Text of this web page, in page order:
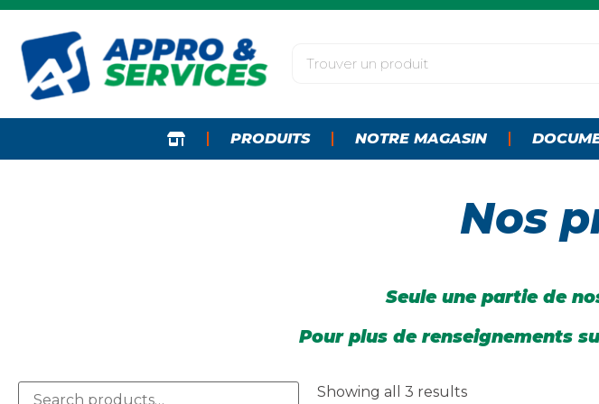
PRODUITS NOTRE MAGASIN
Nos
Seule une partie de
Pour plus de renseignements
Showing all 3 results